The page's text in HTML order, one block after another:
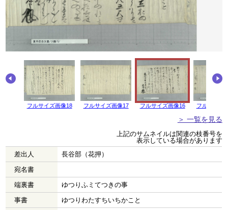
フルサイズ画像18 フルサイズ画像17 フルサイズ画像16 フルサイズ
＞ 一覧を見る
上記のサムネイルは関連の枝番号を
表示している場合があります
差出人
長谷部（花押）
宛名書
端裏書
ゆつりふミてつきの事
事書
ゆつりわたすちいちかこと